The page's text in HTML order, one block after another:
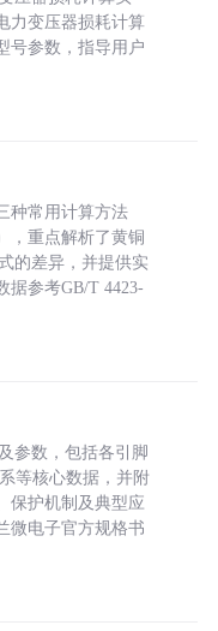
力变压器损耗计算
号参数，指导用户
种常用计算方法
，重点解析了黄铜
的差异，并提供实
据参考GB/T 4423-
参数，包括各引脚
等核心数据，并附
保护机制及典型应
微电子官方规格书